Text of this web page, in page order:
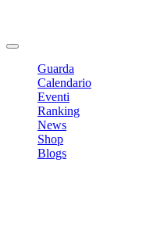
Guarda
Calendario
Eventi
Ranking
News
Shop
Blogs